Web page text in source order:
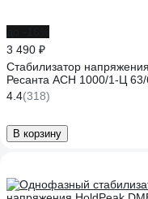
3 490 ₽
Стабилизатор напряжения
Ресанта АСН 1000/1-Ц 63/
4.4(318)
В корзину